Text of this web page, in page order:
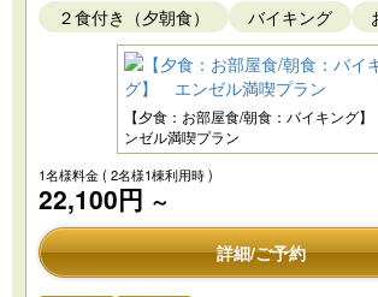
２食付き（夕朝食） バイキング
【夕食：お部屋食/朝食：バイキング
ンゼル満喫プラン
1名様料金( 2名様1棟利用時 )
22,100円 ～
詳細/ご予約